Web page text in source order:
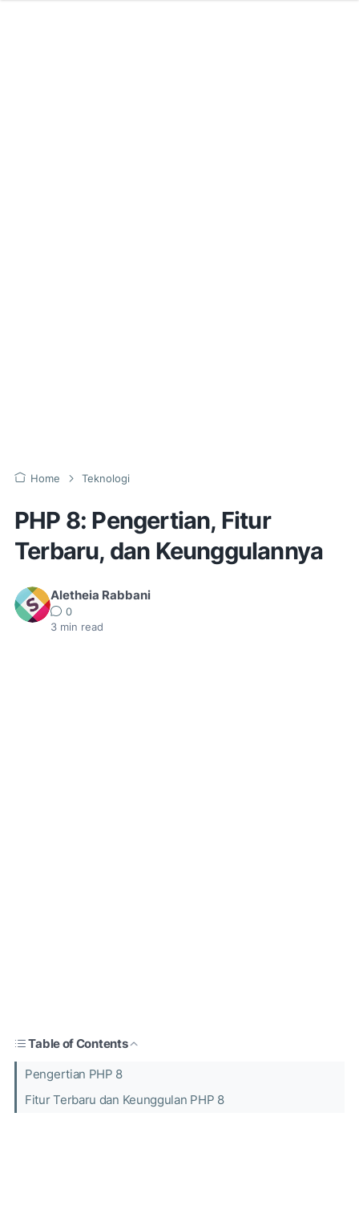
Home Teknologi
PHP 8: Pengertian, Fitur
Terbaru, dan Keunggulannya
Aletheia Rabbani
0
3 min read
Table of Contents
Pengertian PHP 8
Fitur Terbaru dan Keunggulan PHP 8